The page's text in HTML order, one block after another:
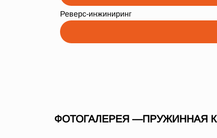
Реверс-инжиниринг
ФОТОГАЛЕРЕЯ —ПРУЖИННАЯ